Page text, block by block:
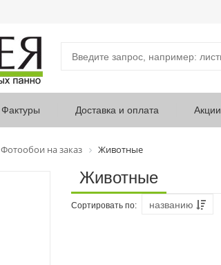
Фактуры Доставка и оплата Акции
Фотообои на заказ Животные
Животные
Сортировать по: названию